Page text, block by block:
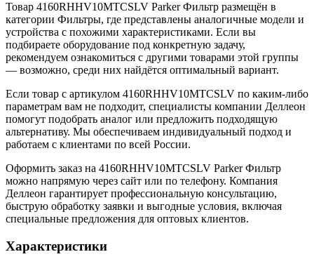
Товар 4160RHHV10MTCSLV Parker Фильтр размещён в
категории Фильтры, где представлены аналогичные модели и
устройства с похожими характеристиками. Если вы
подбираете оборудование под конкретную задачу,
рекомендуем ознакомиться с другими товарами этой группы
— возможно, среди них найдётся оптимальный вариант.
Если товар с артикулом 4160RHHV10MTCSLV по каким-либо
параметрам вам не подходит, специалисты компании Деллеон
помогут подобрать аналог или предложить подходящую
альтернативу. Мы обеспечиваем индивидуальный подход и
работаем с клиентами по всей России.
Оформить заказ на 4160RHHV10MTCSLV Parker Фильтр
можно напрямую через сайт или по телефону. Компания
Деллеон гарантирует профессиональную консультацию,
быструю обработку заявки и выгодные условия, включая
специальные предложения для оптовых клиентов.
Характеристики